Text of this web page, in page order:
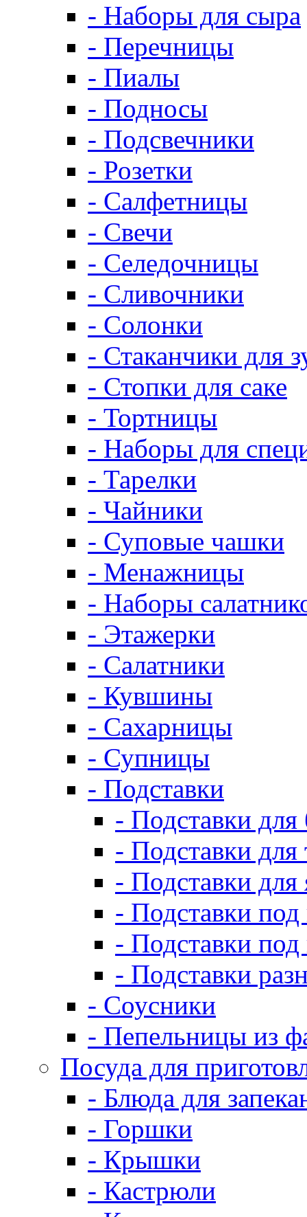
- Наборы для сыра
- Перечницы
- Пиалы
- Подносы
- Подсвечники
- Розетки
- Салфетницы
- Свечи
- Селедочницы
- Сливочники
- Солонки
- Стаканчики для
- Стопки для саке
- Тортницы
- Наборы для
- Тарелки
- Чайники
- Суповые чашки
- Менажницы
- Наборы
- Этажерки
- Салатники
- Кувшины
- Сахарницы
- Супницы
- Подставки
- Подставки
- Подставки для
- Подставки для
- Подставки
- Подставки под
- Подставки
- Соусники
- Пепельницы из
Посуда для
- Блюда для
- Горшки
- Крышки
- Кастрюли